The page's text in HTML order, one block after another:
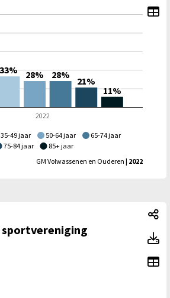
35-49 jaar 50-64 jaar
65-74 jaar
75-84 jaar
85+ jaar
2022
33% 28% 28%
21%
11%
GM Volwassenen en Ouderen | 2022
sportvereniging
Is